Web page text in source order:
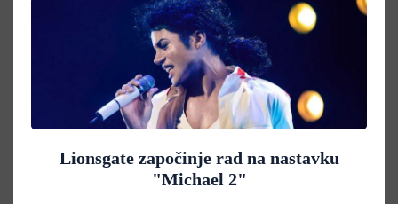
Lionsgate započinje rad na nastavku
"Michael 2"